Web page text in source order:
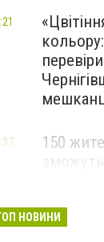
150
НОВИНИ